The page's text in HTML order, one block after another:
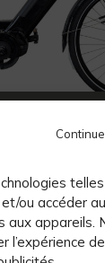
ou accéder
aux appareils.
l’expérience
Sécurité,
un petit bonus